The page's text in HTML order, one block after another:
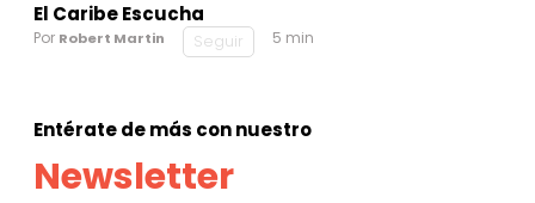
El Caribe Escucha
Por Robert Martin Seguir 5 min
Entérate de más con nuestro
Newsletter